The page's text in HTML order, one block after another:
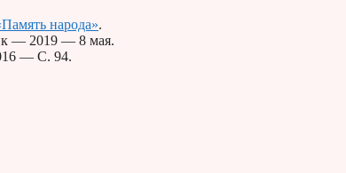
народа».
— 2019 — 8 мая.
— С. 94.